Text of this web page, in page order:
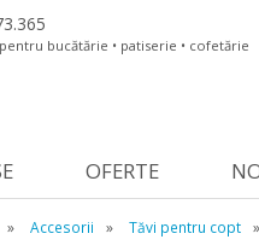
bucătărie • patiserie • cofetărie
OFERTE
» Accesorii » Tăvi pentru copt »